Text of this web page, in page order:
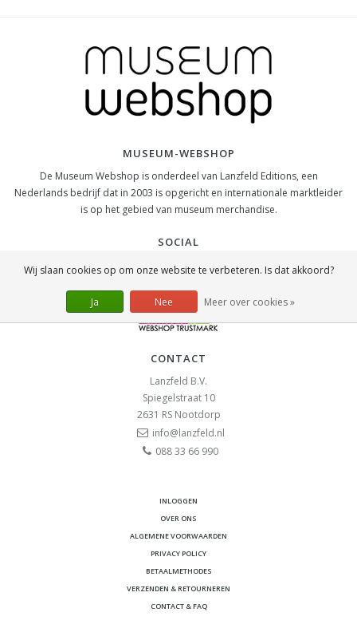
MUSEUM-WEBSHOP
De Museum Webshop is onderdeel van Lanzfeld Editions, een
Nederlands bedrijf dat in 2003 is opgericht en internationale marktleider
is op het gebied van museum merchandise.
SOCIAL
CONTACT
Lanzfeld B.V.
Spiegelstraat 10
2631 RS Nootdorp
info@lanzfeld.nl
088 33 66 990
INLOGGEN
OVER ONS
ALGEMENE VOORWAARDEN
PRIVACY POLICY
BETAALMETHODES
VERZENDEN & RETOURNEREN
CONTACT & FAQ
Wij slaan cookies op om onze website te verbeteren. Is dat akkoord?
Ja Nee Meer over cookies »